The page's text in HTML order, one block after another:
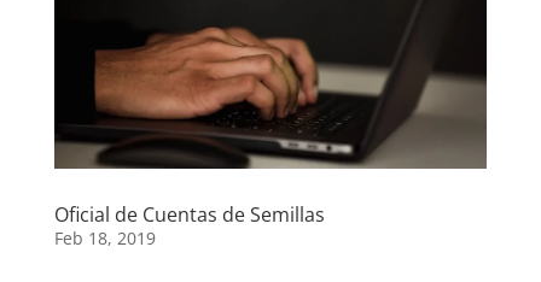
Oficial de Cuentas de Semillas
Feb 18, 2019